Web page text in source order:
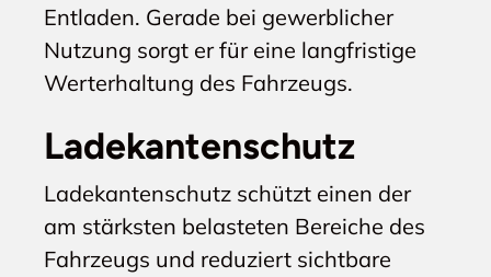
Entladen. Gerade bei gewerblicher
Nutzung sorgt er für eine langfristige
Werterhaltung des Fahrzeugs.
Ladekantenschutz
Ladekantenschutz schützt einen der
am stärksten belasteten Bereiche des
Fahrzeugs und reduziert sichtbare